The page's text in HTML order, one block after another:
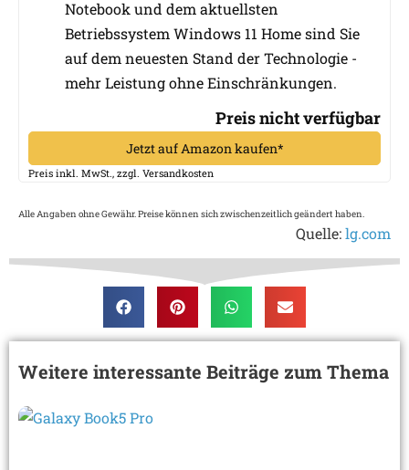
Notebook und dem aktuellsten
Betriebssystem Windows 11 Home sind Sie
auf dem neuesten Stand der Technologie -
mehr Leistung ohne Einschränkungen.
Preis nicht verfügbar
Jetzt auf Amazon kaufen*
Preis inkl. MwSt., zzgl. Versandkosten
Alle Angaben ohne Gewähr. Preise können sich zwischenzeitlich geändert haben.
Quelle:lg.com
Weitere interessante Beiträge zum Thema